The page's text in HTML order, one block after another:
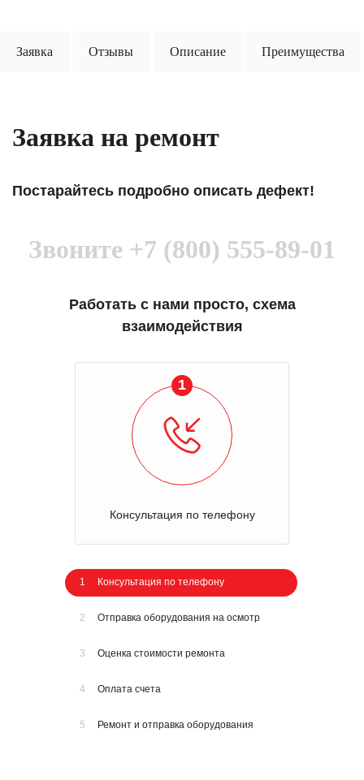
Заявка Отзывы Описание Преимущества
Заявка на ремонт
Постарайтесь подробно описать дефект!
Звоните +7 (800) 555-89-01
Работать с нами просто, схема
взаимодействия
1
Консультация по телефону
1 Консультация по телефону
2 Отправка оборудования на осмотр
3 Оценка стоимости ремонта
4 Оплата счета
5 Ремонт и отправка оборудования